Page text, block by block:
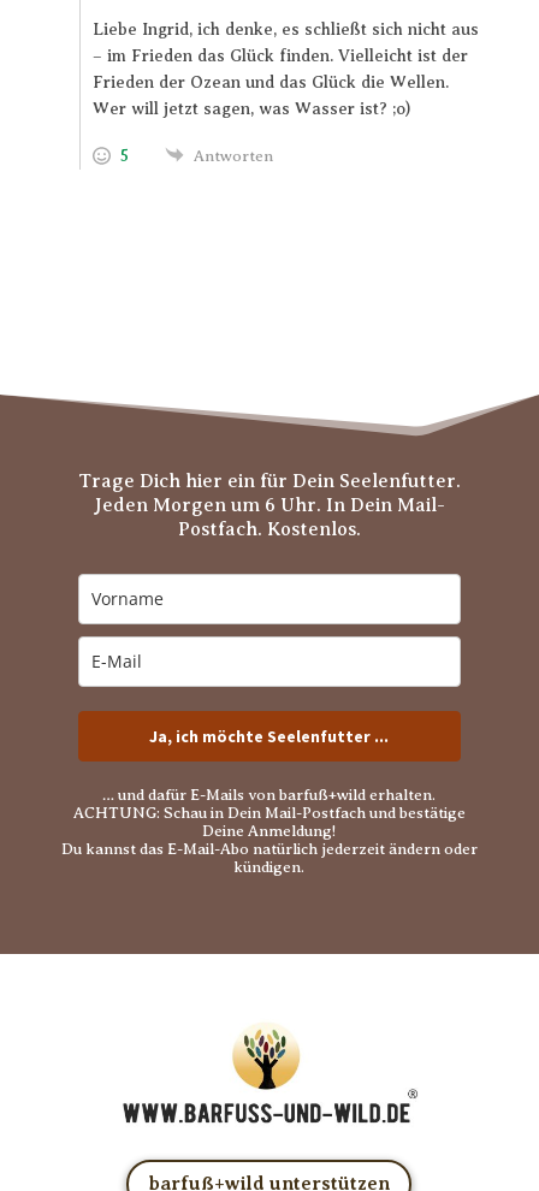
Liebe Ingrid, ich denke, es schließt sich nicht aus
– im Frieden das Glück finden. Vielleicht ist der
Frieden der Ozean und das Glück die Wellen.
Wer will jetzt sagen, was Wasser ist? ;o)
5 Antworten
Trage Dich hier ein für Dein Seelenfutter.
Jeden Morgen um 6 Uhr. In Dein Mail-
Postfach. Kostenlos.
Ja, ich möchte Seelenfutter ...
… und dafür E-Mails von barfuß+wild erhalten.
ACHTUNG: Schau in Dein Mail-Postfach und bestätige
Deine Anmeldung!
Du kannst das E-Mail-Abo natürlich jederzeit ändern oder
kündigen.
barfuß+wild unterstützen